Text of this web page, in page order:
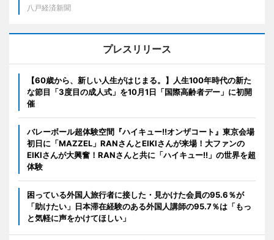
八戸経済新聞
プレスリリース
【60歳から、新しい人生がはじまる。】人生100年時代の新た
な節目「3度目の成人式」を10月1日「国際高齢者デー」に初開
催
バレーボール超体験空間『ハイキュー!!オンザコート』東京会場
初日に「MAZZEL」RANさんとEIKIさんが来場！大ファンの
EIKIさんが大興奮！RANさんと共に「ハイキュー!!」の世界を超
体験
困っている外国人旅行者に接した・見かけた会員の95.6％が
「助けたい」日本滞在経験のある外国人講師の95.7％は「もっ
と気軽に声をかけてほしい」